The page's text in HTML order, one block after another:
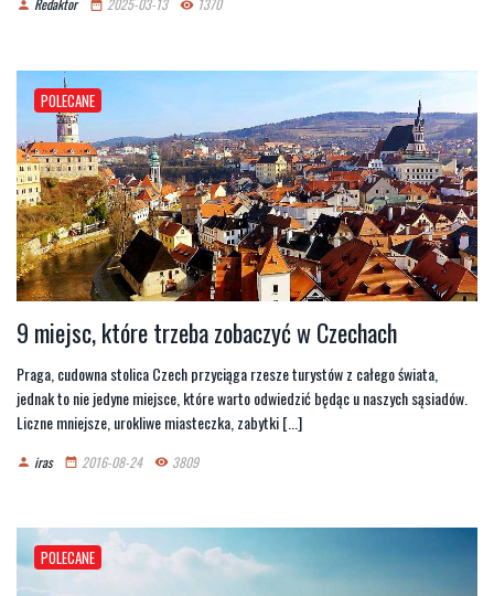
person Redaktor date_range 2025-03-13 remove_red_eye 1370
POLECANE
9 miejsc, które trzeba zobaczyć w Czechach
Praga, cudowna stolica Czech przyciąga rzesze turystów z całego świata,
jednak to nie jedyne miejsce, które warto odwiedzić będąc u naszych sąsiadów.
Liczne mniejsze, urokliwe miasteczka, zabytki [...]
person iras date_range 2016-08-24 remove_red_eye 3809
POLECANE